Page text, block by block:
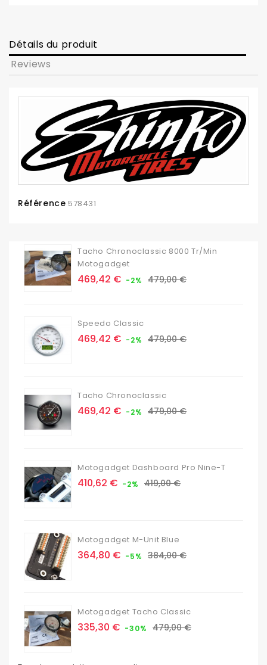
Détails du produit
Reviews
Référence 578431
Tacho Chronoclassic 8000 Tr/min
Motogadget
Prix
469,42 € -2% Prix
479,00 €
Speedo Classic
Prix
469,42 € -2% Prix
479,00 €
Tacho Chronoclassic
Prix
469,42 € -2% Prix
479,00 €
Motogadget Dashboard Pro Nine-T
Prix
410,62 € -2% Prix
419,00 €
Motogadget M-Unit Blue
Prix
364,80 € -5% Prix
384,00 €
Motogadget Tacho Classic
Prix
335,30 € -30% Prix
479,00 €